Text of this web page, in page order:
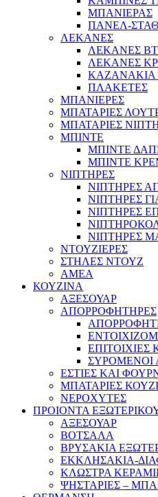
ΜΠΑΝΙΕΡΑΣ
ΠΑΝΕΛ-
ΛΕΚΑΝΕΣ
ΛΕΚΑΝΕΣ
ΛΕΚΑΝΕΣ
ΚΑΖΑΝΑΚΙΑ
ΠΛΑΚΕΤΕΣ
ΜΠΑΝΙΕΡΕΣ
ΜΠΑΤΑΡΙΕΣ
ΜΠΑΤΑΡΙΕΣ
ΜΠΙΝΤΕ
ΜΠΙΝΤΕ
ΜΠΙΝΤΕ
ΝΙΠΤΗΡΕΣ
ΝΙΠΤΗΡΕΣ
ΝΙΠΤΗΡΕΣ
ΝΙΠΤΗΡΕΣ
ΝΙΠΤΗΡΕΣ
ΝΤΟΥΖΙΕΡΕΣ
ΣΤΗΛΕΣ ΝΤΟΥΖ
ΑΜΕΑ
ΚΟΥΖΙΝΑ
ΑΞΕΣΟΥΑΡ
ΑΠΟΡΡΟΦΗΤΗΡΕΣ
ΣΥΡΟΜΕΝΟΙ
ΕΣΤΙΕΣ ΚΑΙ
ΜΠΑΤΑΡΙΕΣ
ΝΕΡΟΧΥΤΕΣ
ΠΡΟΙΟΝΤΑ
ΑΞΕΣΟΥΑΡ
ΒΟΤΣΑΛΑ
ΒΡΥΣΑΚΙΑ
ΕΚΚΛΗΣΑΚΙΑ-
ΚΛΩΣΤΡΑ
ΨΗΣΤΑΡΙΕΣ –